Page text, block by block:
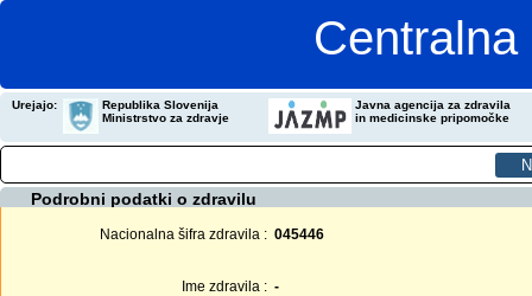
Urejajo:
Republika Slovenija
Ministrstvo za zdravje
Javna agencija za zdravila
in medicinske pripomočke
Podrobni podatki o zdravilu
Nacionalna šifra zdravila : 045446
Ime zdravila : -